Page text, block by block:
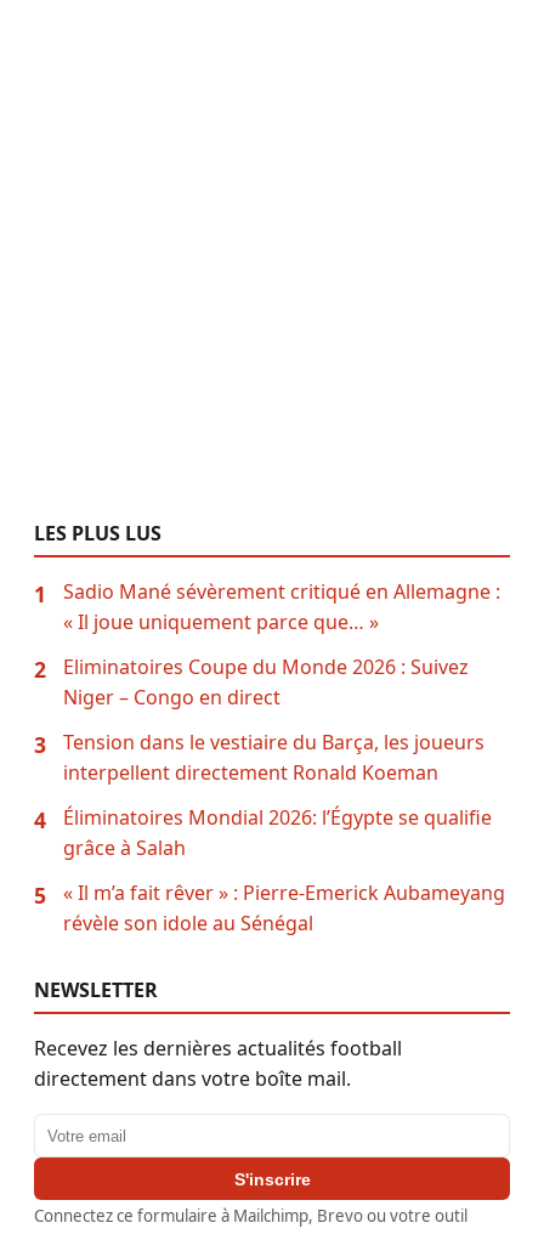
LES PLUS LUS
1
Sadio Mané sévèrement critiqué en Allemagne :
« Il joue uniquement parce que… »
2
Eliminatoires Coupe du Monde 2026 : Suivez
Niger – Congo en direct
3
Tension dans le vestiaire du Barça, les joueurs
interpellent directement Ronald Koeman
4
Éliminatoires Mondial 2026: l’Égypte se qualifie
grâce à Salah
5
« Il m’a fait rêver » : Pierre-Emerick Aubameyang
révèle son idole au Sénégal
NEWSLETTER
Recevez les dernières actualités football
directement dans votre boîte mail.
Adresse email
S'inscrire
Connectez ce formulaire à Mailchimp, Brevo ou votre outil